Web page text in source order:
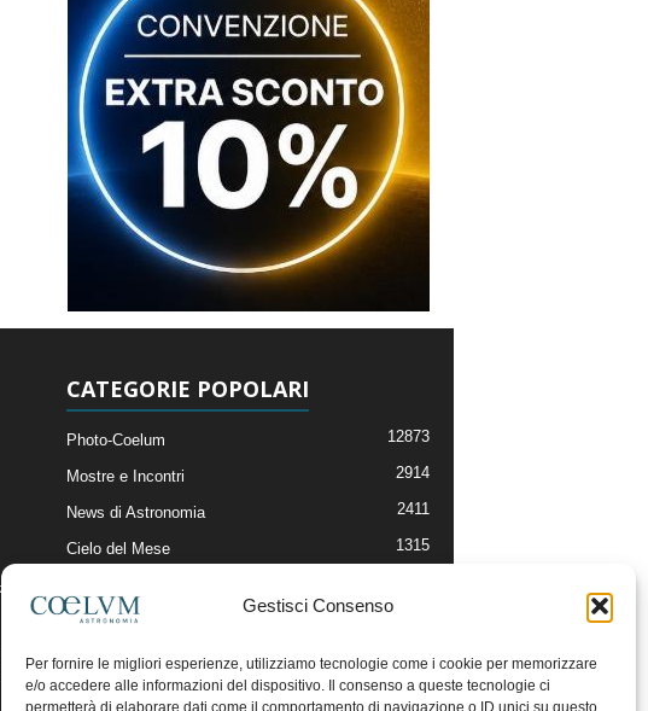
Gestisci Consenso
Per fornire le migliori esperienze, utilizziamo tecnologie come i cookie per memorizzare
e/o accedere alle informazioni del dispositivo. Il consenso a queste tecnologie ci
permetterà di elaborare dati come il comportamento di navigazione o ID unici su questo
CATEGORIE POPOLARI
Photo-Coelum 12873
Mostre e Incontri 2914
News di Astronomia 2411
Cielo del Mese 1315
Articoli e Risorse On-Line
Il Blog della Redazione